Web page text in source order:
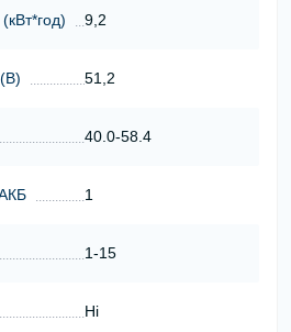
9,2
51,2
40.0-58.4
АКБ 1
1-15
Ні